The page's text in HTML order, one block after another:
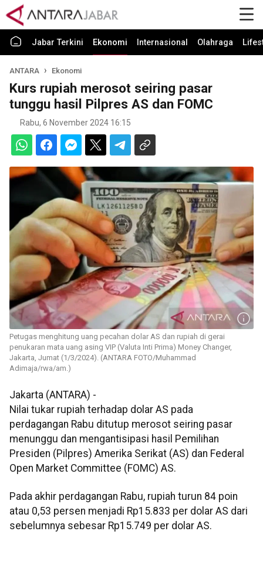
Jabar Terkini Ekonomi Internasional Olahraga
ANTARA Ekonomi
Kurs rupiah merosot seiring pasar
tunggu hasil Pilpres AS dan FOMC
Rabu, 6 November 2024 16:15
Petugas menghitung uang pecahan dolar AS dan rupiah di gerai
penukaran mata uang asing VIP (Valuta Inti Prima) Money Changer,
Jakarta, Jumat (1/3/2024). (ANTARA FOTO/Muhammad
Adimaja/rwa/am.)
Jakarta (ANTARA) -
Nilai tukar rupiah terhadap dolar AS pada
perdagangan Rabu ditutup merosot seiring pasar
menunggu dan mengantisipasi hasil Pemilihan
Presiden (Pilpres) Amerika Serikat (AS) dan Federal
Open Market Committee (FOMC) AS.
Pada akhir perdagangan Rabu, rupiah turun 84 poin
atau 0,53 persen menjadi Rp15.833 per dolar AS dari
sebelumnya sebesar Rp15.749 per dolar AS.